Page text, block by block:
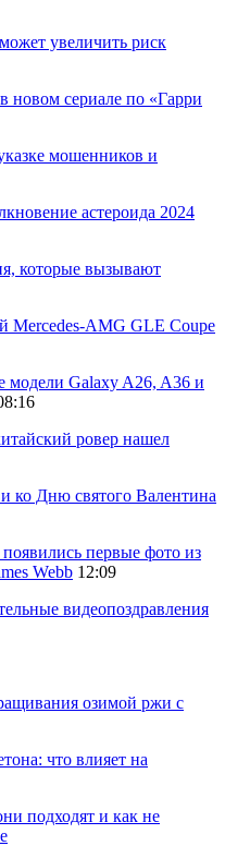
увеличить риск
новом сериале по «Гарри
мошенников и
астероида 2024
которые вызывают
Mercedes-AMG GLE Coupe
модели Galaxy A26, A36 и
ровер нашел
ко Дню святого Валентина
первые фото из
Webb 12:09
видеопоздравления
озимой ржи с
что влияет на
подходят и как не